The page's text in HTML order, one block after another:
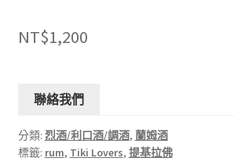
NT$1,200
聯絡我們
分類: 烈酒/利口酒/調酒, 蘭姆酒
標籤: rum, Tiki Lovers, 提基拉佛